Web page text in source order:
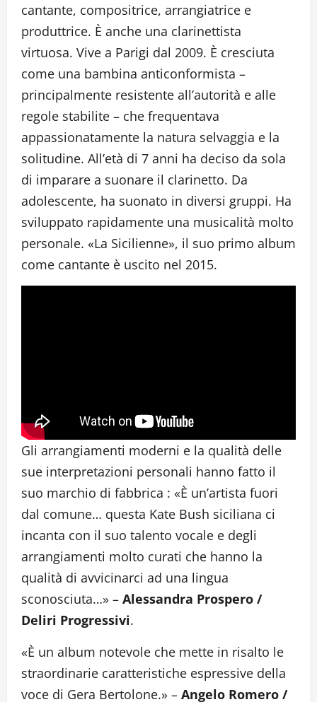
cantante, compositrice, arrangiatrice e
produttrice. È anche una clarinettista
virtuosa. Vive a Parigi dal 2009. È cresciuta
come una bambina anticonformista –
principalmente resistente all’autorità e alle
regole stabilite – che frequentava
appassionatamente la natura selvaggia e la
solitudine. All’età di 7 anni ha deciso da sola
di imparare a suonare il clarinetto. Da
adolescente, ha suonato in diversi gruppi. Ha
sviluppato rapidamente una musicalità molto
personale. «La Sicilienne», il suo primo album
come cantante è uscito nel 2015.
Gli arrangiamenti moderni e la qualità delle
sue interpretazioni personali hanno fatto il
suo marchio di fabbrica : «È un’artista fuori
dal comune… questa Kate Bush siciliana ci
incanta con il suo talento vocale e degli
arrangiamenti molto curati che hanno la
qualità di avvicinarci ad una lingua
sconosciuta…» – Alessandra Prospero /
Deliri Progressivi.
«È un album notevole che mette in risalto le
straordinarie caratteristiche espressive della
voce di Gera Bertolone.» – Angelo Romero /